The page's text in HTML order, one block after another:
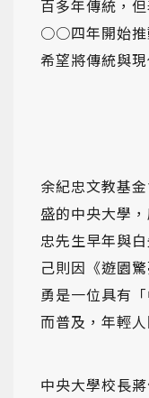
百多年傳統，
○○四年開始推
希望將傳統與
余紀忠文教基
盛的中央大學
忠先生早年與
己則因《遊園
勇是一位具有
而普及，年輕
中央大學校長